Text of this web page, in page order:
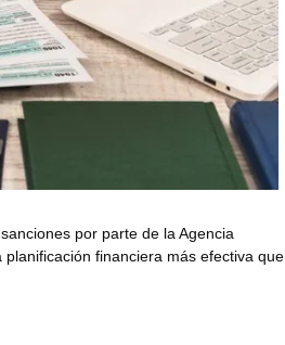
por parte de la Agencia
financiera más efectiva que